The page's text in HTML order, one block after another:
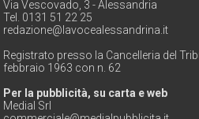
Via Vescovado, 3 - Alessandria
Tel. 0131 51 22 25
redazione@lavocealessandrina.it
Registrato presso la Cancelleria del
febbraio 1963 con n. 62
Per la pubblicità, su carta e web
Medial Srl